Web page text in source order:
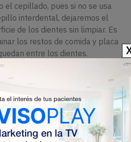
el cepillado, pues si no se usa
interdental, dejaremos el
de los dientes sin limpiar. Es
los restos de comida y placa
entre los dientes.
del sol
derivar en determinados tipos
y también puede afectar a los
utilizar sombrero y protegerse con
factor de protección solar.
es uno de los principales
de cáncer oral, y también